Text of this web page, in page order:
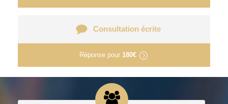
Consultation écrite
Réponse pour 180€